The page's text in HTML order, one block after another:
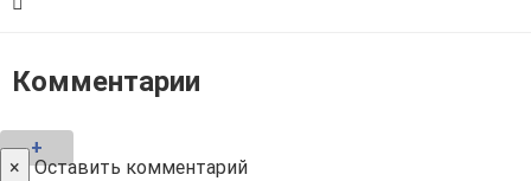
Комментарии
+
× Оставить комментарий